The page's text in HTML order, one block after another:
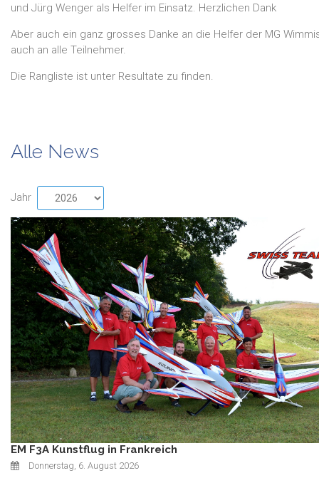
und Jürg Wenger als Helfer im Einsatz. Herzlichen Dank
Aber auch ein ganz grosses Danke an die Helfer der MG
auch an alle Teilnehmer.
Die Rangliste ist unter Resultate zu finden.
Alle News
Jahr
EM F3A Kunstflug in Frankreich
Donnerstag, 6. August 2026